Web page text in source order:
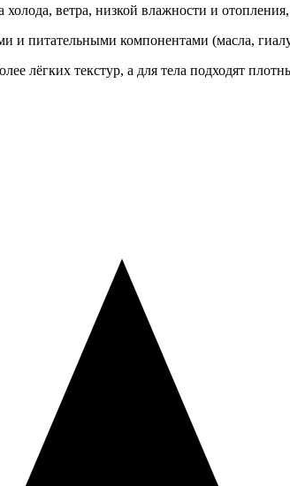
холода, ветра, низкой влажности и
питательными компонентами (масла,
лёгких текстур, а для тела подходят